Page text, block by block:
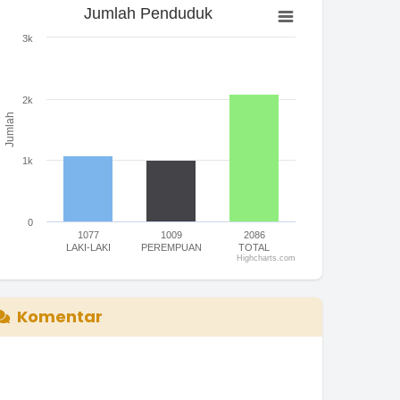
Jumlah Penduduk
The chart has 1 X axis displaying categories.
Jumlah
Jumlah Penduduk
1077
LAKI-LAKI
1009
PEREMPUAN
2086
TOTAL
0
1k
2k
3k
Highcharts.com
Komentar